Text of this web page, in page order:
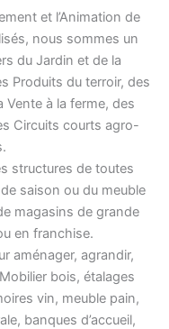
et l’Animation de
nous sommes un
du Jardin et de la
Produits du terroir, des
à la ferme, des
Circuits courts agro-
structures de toutes
saison ou du meuble
magasins de grande
en franchise.
aménager, agrandir,
bois, étalages
vin, meuble pain,
banques d’accueil,